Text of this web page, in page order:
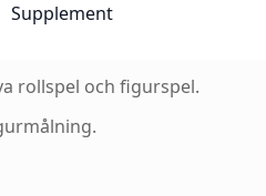
Supplement
rollspel och figurspel.